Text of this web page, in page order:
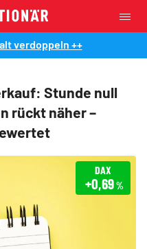
verdoppeln ++
Stunde null
rückt näher –
DAX
+0,69%